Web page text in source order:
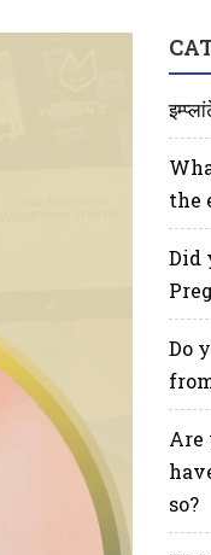
the
Did
Do
Are
so?